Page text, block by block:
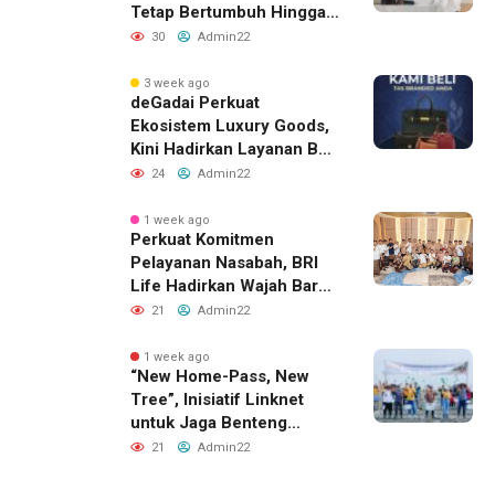
Tetap Bertumbuh Hingga
Akhir 2026
30 Admin22
3 week ago
deGadai Perkuat
Ekosistem Luxury Goods,
Kini Hadirkan Layanan Beli
Tas, Titip Jual, dan Gadai
24 Admin22
1 week ago
Perkuat Komitmen
Pelayanan Nasabah, BRI
Life Hadirkan Wajah Baru
Kantor Layanan di
21 Admin22
1 week ago
“New Home-Pass, New
Tree”, Inisiatif Linknet
untuk Jaga Benteng
Pesisir dan Masa Depan
21 Admin22